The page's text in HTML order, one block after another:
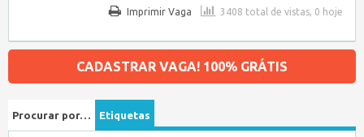
3408 total de vistas, 0 hoje
Imprimir Vaga
CADASTRAR VAGA! 100% GRÁTIS
Procurar por… Etiquetas